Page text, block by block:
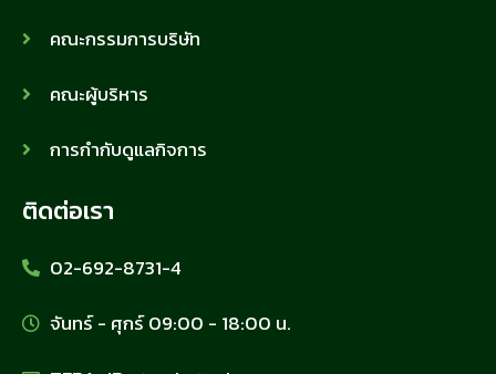
คณะกรรมการบริษัท
คณะผู้บริหาร
การกำกับดูแลกิจการ
ติดต่อเรา
02-692-8731-4
จันทร์ - ศุกร์ 09:00 - 18:00 น.